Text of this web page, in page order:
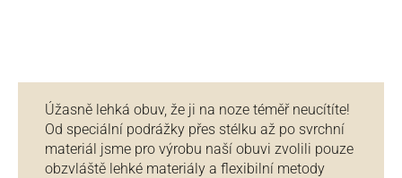
Úžasně lehká obuv, že ji na noze téměř neucítíte!
Od speciální podrážky přes stélku až po svrchní
materiál jsme pro výrobu naší obuvi zvolili pouze
obzvláště lehké materiály a flexibilní metody